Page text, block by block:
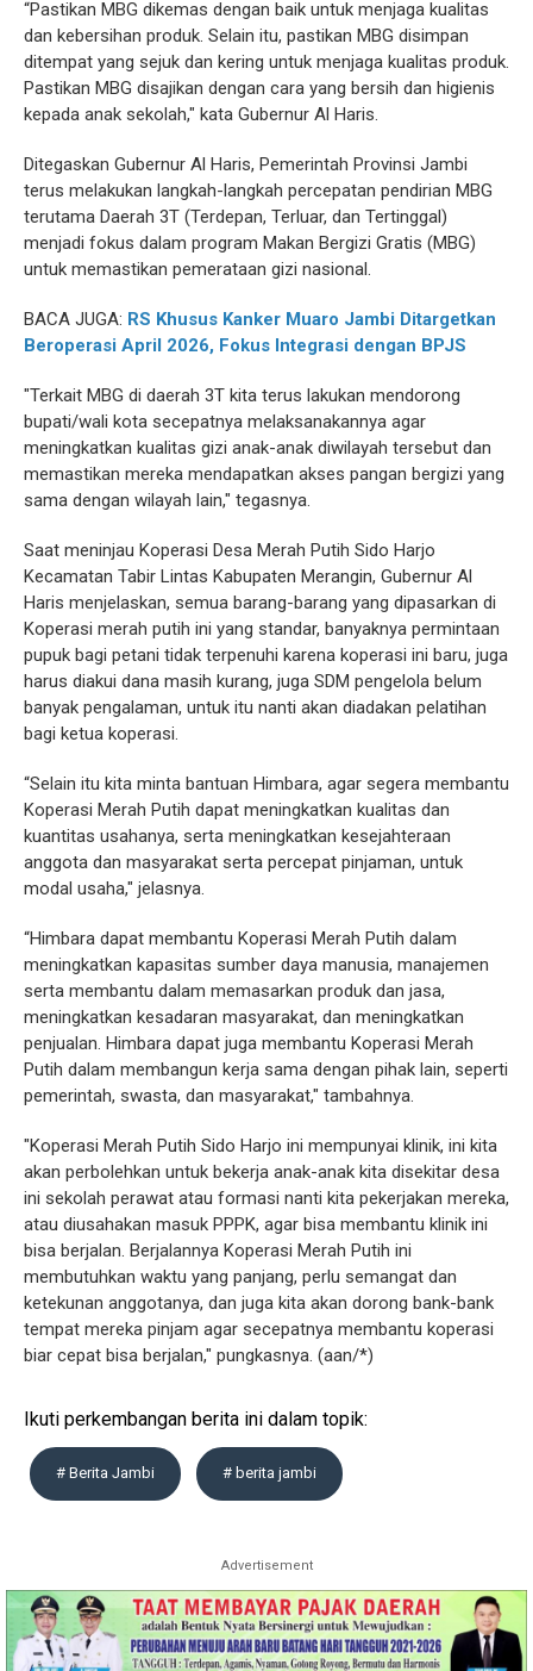
“Pastikan MBG dikemas dengan baik untuk menjaga kualitas
dan kebersihan produk. Selain itu, pastikan MBG disimpan
ditempat yang sejuk dan kering untuk menjaga kualitas produk.
Pastikan MBG disajikan dengan cara yang bersih dan higienis
kepada anak sekolah," kata Gubernur Al Haris.
Ditegaskan Gubernur Al Haris, Pemerintah Provinsi Jambi
terus melakukan langkah-langkah percepatan pendirian MBG
terutama Daerah 3T (Terdepan, Terluar, dan Tertinggal)
menjadi fokus dalam program Makan Bergizi Gratis (MBG)
untuk memastikan pemerataan gizi nasional.
BACA JUGA: RS Khusus Kanker Muaro Jambi Ditargetkan
Beroperasi April 2026, Fokus Integrasi dengan BPJS
"Terkait MBG di daerah 3T kita terus lakukan mendorong
bupati/wali kota secepatnya melaksanakannya agar
meningkatkan kualitas gizi anak-anak diwilayah tersebut dan
memastikan mereka mendapatkan akses pangan bergizi yang
sama dengan wilayah lain," tegasnya.
Saat meninjau Koperasi Desa Merah Putih Sido Harjo
Kecamatan Tabir Lintas Kabupaten Merangin, Gubernur Al
Haris menjelaskan, semua barang-barang yang dipasarkan di
Koperasi merah putih ini yang standar, banyaknya permintaan
pupuk bagi petani tidak terpenuhi karena koperasi ini baru, juga
harus diakui dana masih kurang, juga SDM pengelola belum
banyak pengalaman, untuk itu nanti akan diadakan pelatihan
bagi ketua koperasi.
“Selain itu kita minta bantuan Himbara, agar segera membantu
Koperasi Merah Putih dapat meningkatkan kualitas dan
kuantitas usahanya, serta meningkatkan kesejahteraan
anggota dan masyarakat serta percepat pinjaman, untuk
modal usaha," jelasnya.
“Himbara dapat membantu Koperasi Merah Putih dalam
meningkatkan kapasitas sumber daya manusia, manajemen
serta membantu dalam memasarkan produk dan jasa,
meningkatkan kesadaran masyarakat, dan meningkatkan
penjualan. Himbara dapat juga membantu Koperasi Merah
Putih dalam membangun kerja sama dengan pihak lain, seperti
pemerintah, swasta, dan masyarakat," tambahnya.
"Koperasi Merah Putih Sido Harjo ini mempunyai klinik, ini kita
akan perbolehkan untuk bekerja anak-anak kita disekitar desa
ini sekolah perawat atau formasi nanti kita pekerjakan mereka,
atau diusahakan masuk PPPK, agar bisa membantu klinik ini
bisa berjalan. Berjalannya Koperasi Merah Putih ini
membutuhkan waktu yang panjang, perlu semangat dan
ketekunan anggotanya, dan juga kita akan dorong bank-bank
tempat mereka pinjam agar secepatnya membantu koperasi
biar cepat bisa berjalan," pungkasnya. (aan/*)
Ikuti perkembangan berita ini dalam topik:
# Berita Jambi # berita jambi
Advertisement